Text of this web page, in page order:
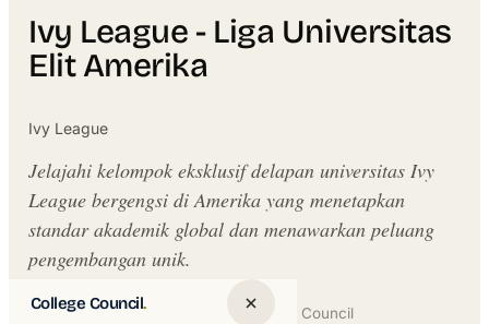
College Council.
Ivy League - Liga Universitas
Elit Amerika
Ivy League
Jelajahi kelompok eksklusif delapan universitas Ivy
League bergengsi di Amerika yang menetapkan
standar akademik global dan menawarkan peluang
pengembangan unik.
Written byJakub Andre College Council